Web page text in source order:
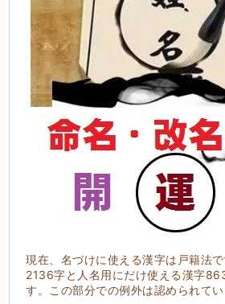
現在、名づけに使える漢字は戸籍法
2136字と人名用にだけ使える漢字
す。この部分での例外は認められてい